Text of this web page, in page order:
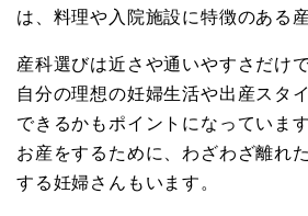
は、料理や入院施設に特徴のある
産科選びは近さや通いやすさだけ
自分の理想の妊婦生活や出産スタ
できるかもポイントになっていま
お産をするために、わざわざ離れ
する妊婦さんもいます。